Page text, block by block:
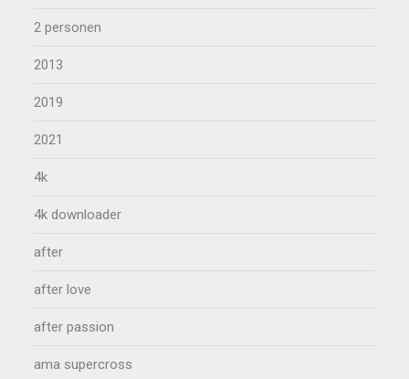
2 personen
2013
2019
2021
4k
4k downloader
after
after love
after passion
ama supercross